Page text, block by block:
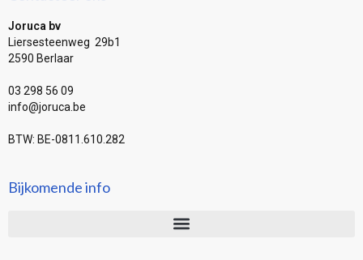
Joruca bv
Liersesteenweg 29b1
2590 Berlaar
03 298 56 09
info@joruca.be
BTW: BE-0811.610.282
Bijkomende info